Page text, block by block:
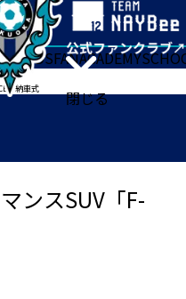
閉じる
GOODSFANACADEMY
」納車式
ンスSUV「F-